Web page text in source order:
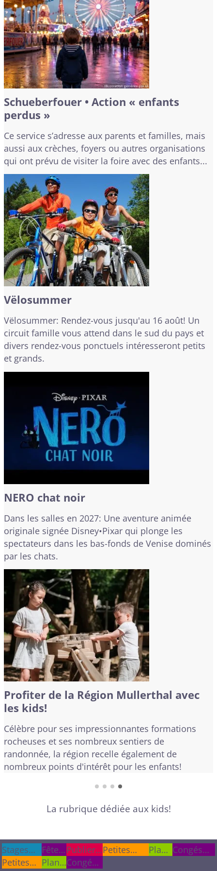
Schueberfouer • Action « enfants
perdus »
Ce service s’adresse aux parents et familles, mais
aussi aux crèches, foyers ou autres organisations
qui ont prévu de visiter la foire avec des enfants...
Vëlosummer
Vëlosummer: Rendez-vous jusqu'au 16 août! Un
circuit famille vous attend dans le sud du pays et
divers rendez-vous ponctuels intéresseront petits
et grands.
NERO chat noir
Dans les salles en 2027: Une aventure animée
originale signée Disney•Pixar qui plonge les
spectateurs dans les bas-fonds de Venise dominés
par les chats.
Profiter de la Région Mullerthal avec
les kids!
Célèbre pour ses impressionnantes formations
rocheuses et ses nombreux sentiers de
randonnée, la région recelle également de
nombreux points d'intérêt pour les enfants!
La rubrique dédiée aux kids!
Stages
cet été
Stages
cet été
Fêtes
&
Fêtes
&
Publier
une info
Publier
une info
Petites
Petites
Plan
Plan
Congés
Congés